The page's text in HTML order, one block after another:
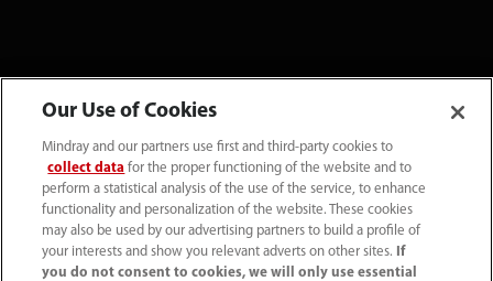
Tel: (34-91)392 3754 Fax: (34-91)088 9180
Our Use of Cookies
Mindray and our partners use first and third-party cookies to
collect data for the proper functioning of the website and to
perform a statistical analysis of the use of the service, to enhance
functionality and personalization of the website. These cookies
may also be used by our advertising partners to build a profile of
your interests and show you relevant adverts on other sites.
If
you do not consent to cookies, we will only use essential